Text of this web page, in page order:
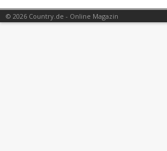
© 2026 Country.de - Online Magazin